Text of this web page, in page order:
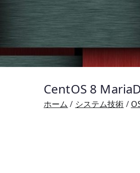
CentOS 8
ホーム システム技術